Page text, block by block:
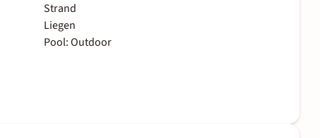
Strand
Liegen
Pool: Outdoor